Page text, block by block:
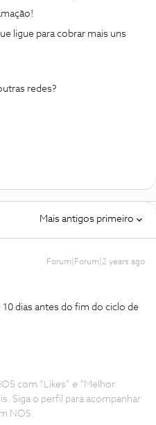
ligue para cobrar mais uns
redes?
Mais antigos primeiro
Forum|Forum|2 years ago
dias antes do fim do ciclo de
com “Likes” e “Melhor
Siga o perfil para acompanhar
NOS.